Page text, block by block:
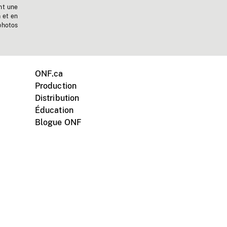
une
et en
ONF.ca
Production
Distribution
Éducation
Blogue ONF